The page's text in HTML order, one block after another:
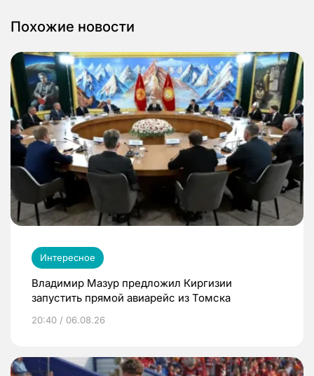
Похожие новости
Интересное
Владимир Мазур предложил Киргизии
запустить прямой авиарейс из Томска
20:40 / 06.08.26